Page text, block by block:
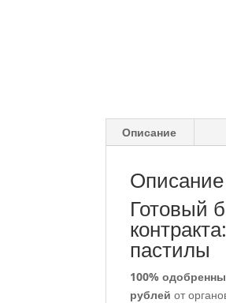
Описание
Описание
Готовый
пастилы
100%
рублей от